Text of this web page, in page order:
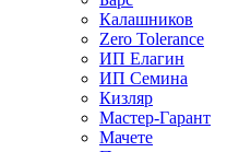
Калашников
Zero Tolerance
ИП Елагин
ИП Семина
Кизляр
Мастер-Гарант
Мачете